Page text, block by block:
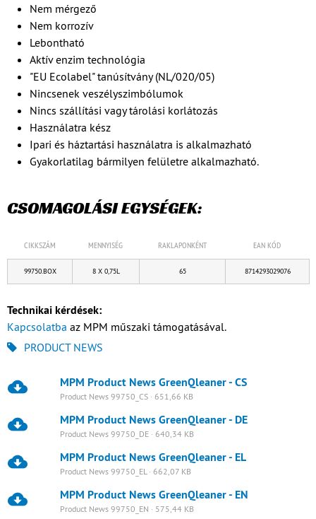
Nem mérgező
Nem korrozív
Lebontható
Aktív enzim technológia
"EU Ecolabel" tanúsítvány (NL/020/05)
Nincsenek veszélyszimbólumok
Nincs szállítási vagy tárolási korlátozás
Használatra kész
Ipari és háztartási használatra is alkalmazható
Gyakorlatilag bármilyen felületre alkalmazható.
CSOMAGOLÁSI EGYSÉGEK:
CIKKSZÁM MENNYISÉG RAKLAPONKÉNT EAN KÓD
99750.BOX 8 X 0,75L 65 8714293029076
Technikai kérdések:
Kapcsolatba az MPM műszaki támogatásával.
PRODUCT NEWS
MPM Product News GreenQleaner - CS
Product News 99750_CS · 651,66 KB
MPM Product News GreenQleaner - DE
Product News 99750_DE · 640,34 KB
MPM Product News GreenQleaner - EL
Product News 99750_EL · 662,07 KB
MPM Product News GreenQleaner - EN
Product News 99750_EN · 575,44 KB